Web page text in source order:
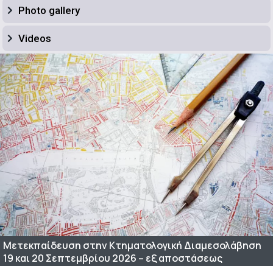
Photo gallery
Videos
Μετεκπαίδευση στην Κτηματολογική Διαμεσολάβηση
19 και 20 Σεπτεμβρίου 2026 – εξ αποστάσεως